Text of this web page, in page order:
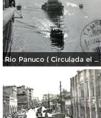
Rio Panuco ( Circulada el 17 de Mayo de 1932 ).